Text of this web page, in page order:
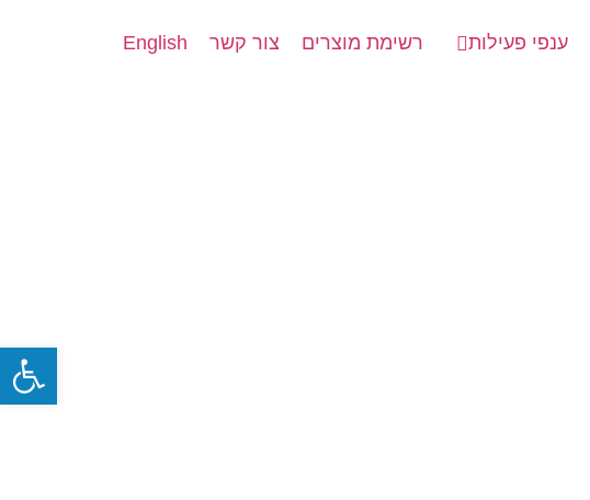
פתח
ענפי פעילות רשימת מוצרים צור קשר English